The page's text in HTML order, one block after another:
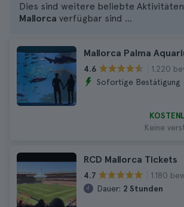
Dies sind weitere beliebte
Mallorca verfügbar sind ...
Mallorca Palma
4.6
1.220
Sofortige Bestätigung
Keine
RCD Mallorca Tickets
4.7
1.180
Dauer: 2 Stunden